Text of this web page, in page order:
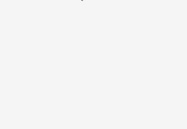
文化差異，深入認識西班牙
探幽，包括山川海景、奇